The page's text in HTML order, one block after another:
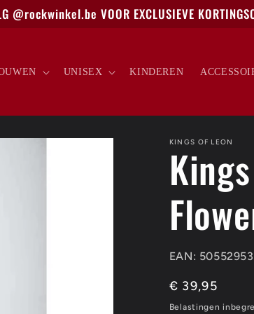
@rockwinkel.be VOOR EXCLUSIEVE
UNISEX KINDEREN
KINGS OF LEON
EAN:
Normale
prijs
€ 39,95
Belastingen